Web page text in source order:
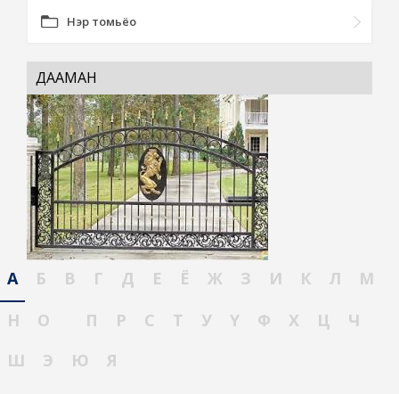
Нэр томьёо
ДААМАН
А Б В Г Д Е Ё Ж З И К Л
М
Н
О П Р С Т У Ү Ф Х Ц
Ч
Ш
Э Ю Я